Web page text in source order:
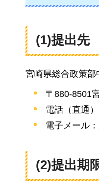
(1)提出先
宮崎県総合政策
〒880-8501
電話（直通
電子メール：
(2)提出期